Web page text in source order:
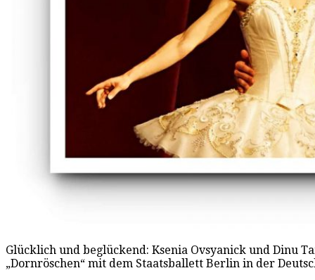
Glücklich und beglückend: Ksenia Ovsyanick und Dinu
„Dornröschen“ mit dem Staatsballett Berlin in der